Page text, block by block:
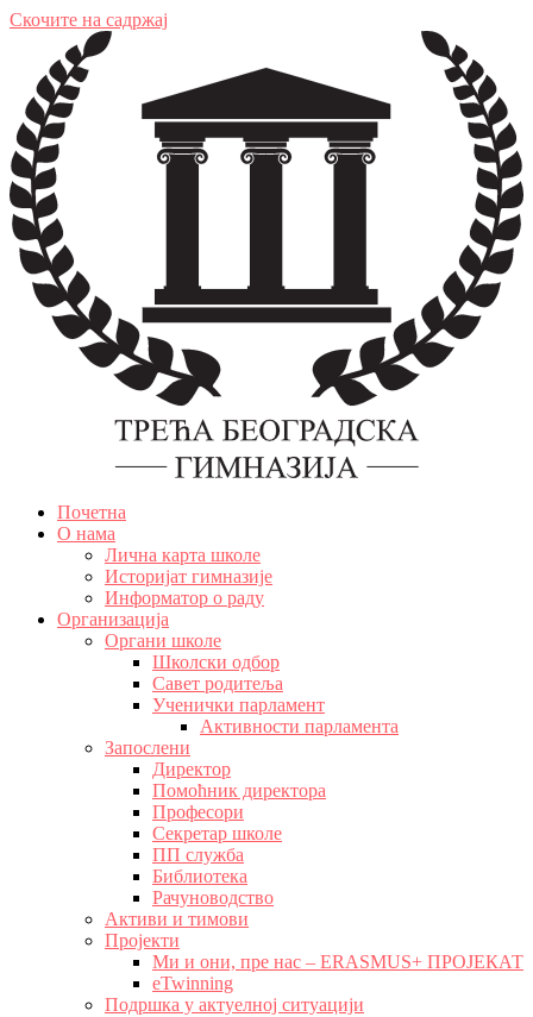
Скочите на садржај
Почетна
О нама
Лична карта школе
Историјат гимназије
Информатор о раду
Организација
Органи школе
Школски одбор
Савет родитеља
Ученички парламент
Активности парламента
Запослени
Директор
Помоћник директора
Професори
Секретар школе
ПП служба
Библиотека
Рачуноводство
Активи и тимови
Пројекти
Ми и они, пре нас – ERASMUS+ ПРОЈЕКАТ
eTwinning
Подршка у актуелној ситуацији